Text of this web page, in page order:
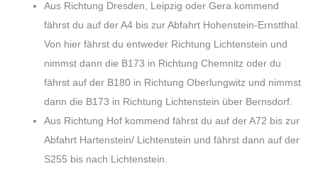
Aus Richtung Dresden, Leipzig oder Gera kommend
fährst du auf der A4 bis zur Abfahrt Hohenstein-Ernstthal.
Von hier fährst du entweder Richtung Lichtenstein und
nimmst dann die B173 in Richtung Chemnitz oder du
fährst auf der B180 in Richtung Oberlungwitz und nimmst
dann die B173 in Richtung Lichtenstein über Bernsdorf.
Aus Richtung Hof kommend fährst du auf der A72 bis zur
Abfahrt Hartenstein/ Lichtenstein und fährst dann auf der
S255 bis nach Lichtenstein.